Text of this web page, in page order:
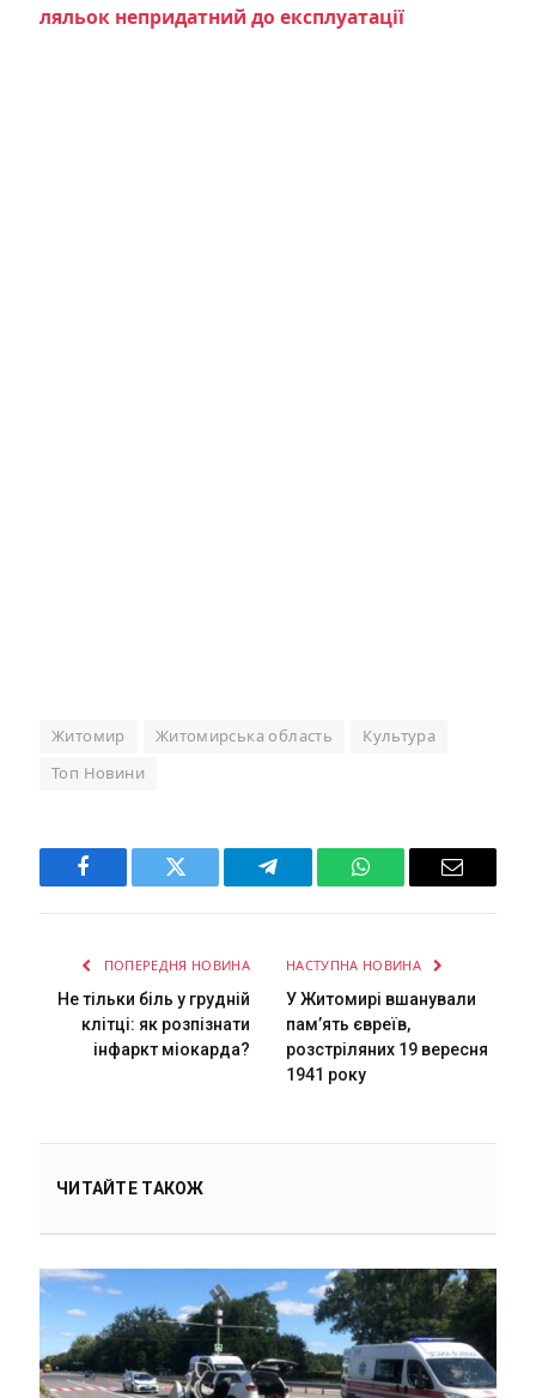
ляльок непридатний до експлуатації
Житомир Житомирська область Культура
Топ Новини
Facebook Twitter Telegram WhatsAppEmail
ПОПЕРЕДНЯ НОВИНА
Не тільки біль у грудній
клітці: як розпізнати
інфаркт міокарда?
НАСТУПНА НОВИНА
У Житомирі вшанували
пам’ять євреїв,
розстріляних 19 вересня
1941 року
ЧИТАЙТЕ ТАКОЖ